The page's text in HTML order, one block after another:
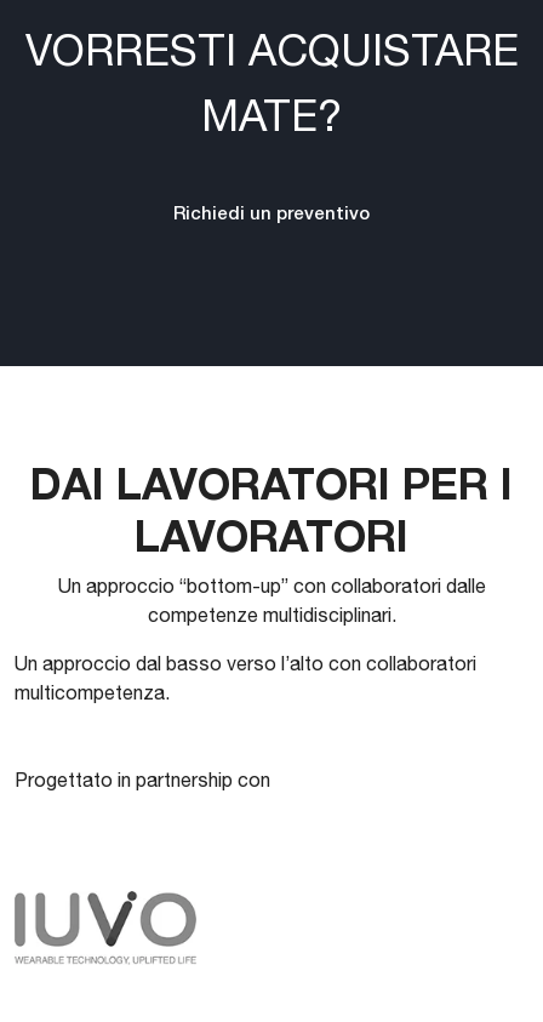
VORRESTI ACQUISTARE
MATE?
Richiedi un preventivo
DAI LAVORATORI PER I
LAVORATORI
Un approccio “bottom-up” con collaboratori dalle
competenze multidisciplinari.
Un approccio dal basso verso l’alto con collaboratori
multicompetenza.
Progettato in partnership con